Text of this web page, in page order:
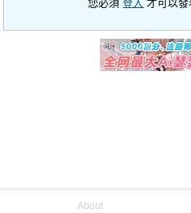
您必須登入 才可以
About